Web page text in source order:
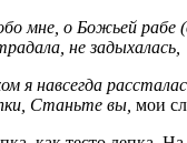
мне, о Божьей рабе
не задыхалась,
я навсегда
Станьте вы, мои